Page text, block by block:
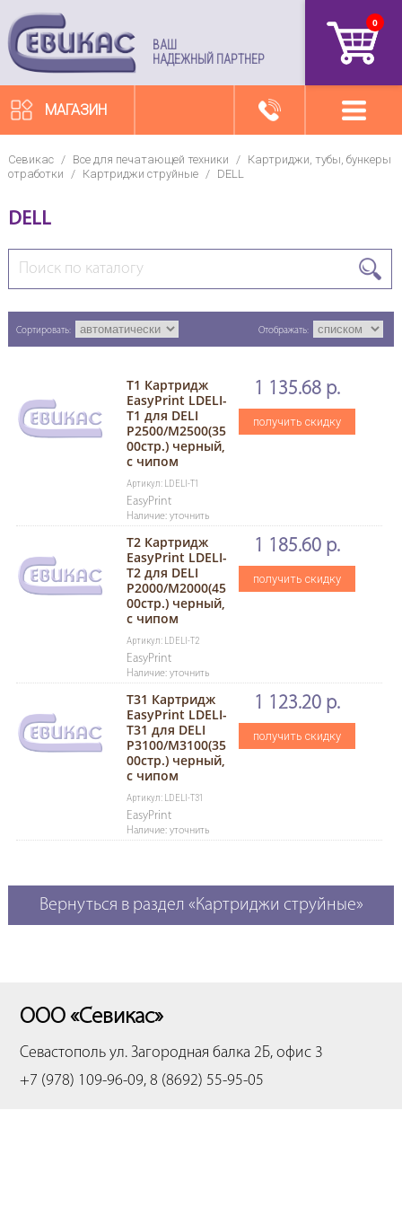
ВАШ
НАДЕЖНЫЙ ПАРТНЕР
0
МАГАЗИН
Севикас / Все для печатающей техники /
Картриджи, тубы, бункеры
отработки / Картриджи струйные / DELL
DELL
Сортировать: Отображать:
T1 Картридж
EasyPrint LDELI-
T1 для DELI
P2500/M2500(35
00стр.) черный,
с чипом
Артикул: LDELI-T1
EasyPrint
Наличие: уточнить
1 135.68 р.
получить скидку
T2 Картридж
EasyPrint LDELI-
T2 для DELI
P2000/M2000(45
00стр.) черный,
с чипом
Артикул: LDELI-T2
EasyPrint
Наличие: уточнить
1 185.60 р.
получить скидку
T31 Картридж
EasyPrint LDELI-
T31 для DELI
P3100/M3100(35
00стр.) черный,
с чипом
Артикул: LDELI-T31
EasyPrint
Наличие: уточнить
1 123.20 р.
получить скидку
Вернуться в раздел «Картриджи струйные»
ООО «Севикас»
Севастополь ул. Загородная балка 2Б, офис 3
+7 (978) 109-96-09, 8 (8692) 55-95-05